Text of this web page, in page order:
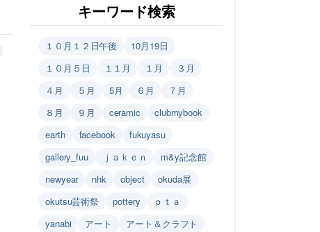
キーワード検索
１０月１２日午後
10月19日
１０月５日
１１月 １月
３月
４月
５月 5月 ６月
７月
８月
９月 ceramic
clubmybook
earth
facebook
fukuyasu
gallery_fuu
ｊａｋｅｎ
m&y記念館
newyear
nhk object
okuda展
okutsu芸術祭
pottery
ｐｔａ
yanabi
アート
アート＆クラフト